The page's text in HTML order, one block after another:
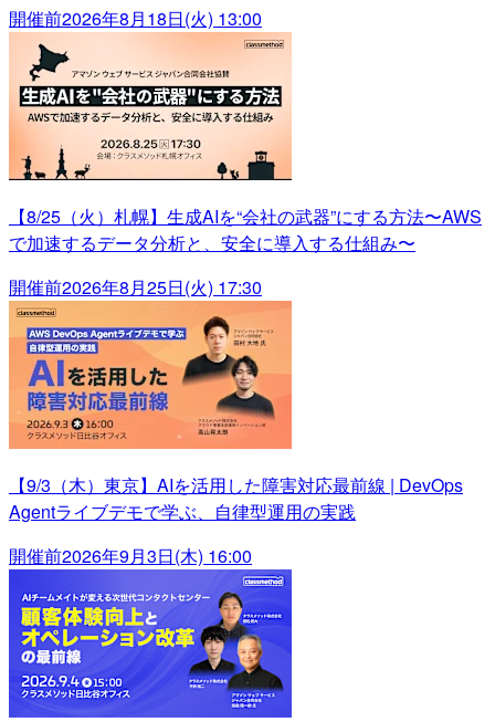
開催前2026年8月18日(火) 13:00
【8/25（火）札幌】生成AIを“会社の武器”にする方法〜AWS
で加速するデータ分析と、安全に導入する仕組み〜
開催前2026年8月25日(火) 17:30
【9/3（木）東京】AIを活用した障害対応最前線 | DevOps
Agentライブデモで学ぶ、自律型運用の実践
開催前2026年9月3日(木) 16:00